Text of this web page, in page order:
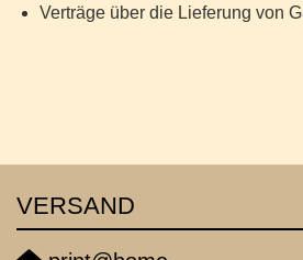
Verträge über die Lieferung von
VERSAND